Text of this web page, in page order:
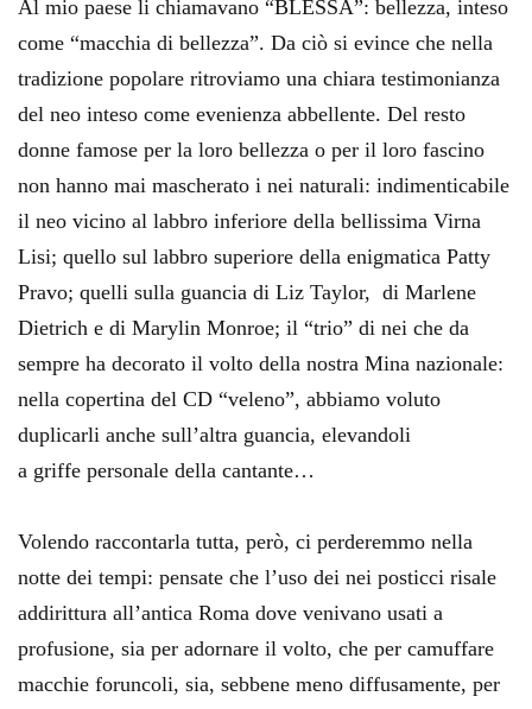
Al mio paese li chiamavano “BLËSSA”: bellezza, inteso
come “macchia di bellezza”. Da ciò si evince che nella
tradizione popolare ritroviamo una chiara testimonianza
del neo inteso come evenienza abbellente. Del resto
donne famose per la loro bellezza o per il loro fascino
non hanno mai mascherato i nei naturali: indimenticabile
il neo vicino al labbro inferiore della bellissima Virna
Lisi; quello sul labbro superiore della enigmatica Patty
Pravo; quelli sulla guancia di Liz Taylor, di Marlene
Dietrich e di Marylin Monroe; il “trio” di nei che da
sempre ha decorato il volto della nostra Mina nazionale:
nella copertina del CD “veleno”, abbiamo voluto
duplicarli anche sull’altra guancia, elevandoli
a griffe personale della cantante…
Volendo raccontarla tutta, però, ci perderemmo nella
notte dei tempi: pensate che l’uso dei nei posticci risale
addirittura all’antica Roma dove venivano usati a
profusione, sia per adornare il volto, che per camuffare
macchie foruncoli, sia, sebbene meno diffusamente, per